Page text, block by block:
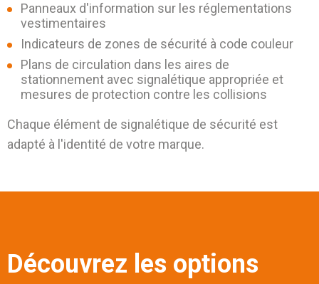
Panneaux d'information sur les réglementations
vestimentaires
Indicateurs de zones de sécurité à code couleur
Plans de circulation dans les aires de
stationnement avec signalétique appropriée et
mesures de protection contre les collisions
Chaque élément de signalétique de sécurité est
adapté à l'identité de votre marque.
Découvrez les options